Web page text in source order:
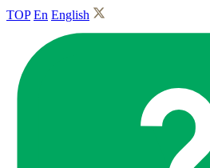
TOP En English